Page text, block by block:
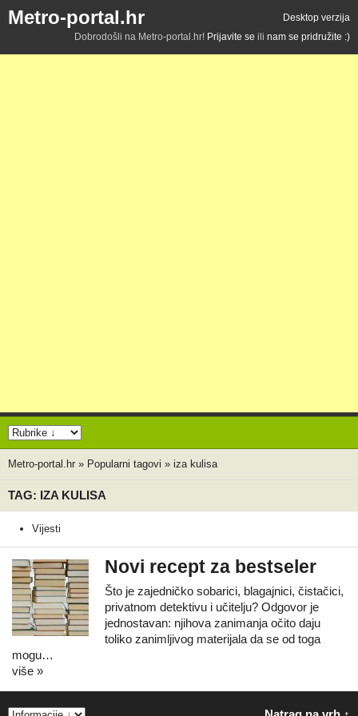
Metro-portal.hr
Desktop verzija
Dobrodošli na Metro-portal.hr! Prijavite se ili nam se pridružite :)
Metro-portal.hr » Popularni tagovi » iza kulisa
TAG: IZA KULISA
Vijesti
Novi recept za bestseler
Što je zajedničko sobarici, blagajnici, čistačici,
privatnom detektivu i učitelju? Odgovor je
jednostavan: njihova zanimanja očito daju
toliko zanimljivog materijala da se od toga
mogu…
više »